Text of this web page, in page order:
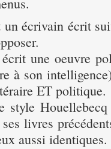
écrivain écrit
une oeuvre
à son
ET politique.
livres
aussi identiques.